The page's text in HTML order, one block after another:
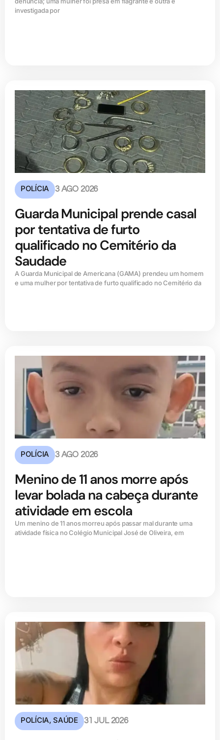
investigada por
POLÍCIA 3 AGO 2026
Guarda Municipal prende casal
por tentativa de furto
qualificado no Cemitério da
Saudade
A Guarda Municipal de Americana (GAMA) prendeu um homem
e uma mulher por tentativa de furto qualificado no Cemitério da
POLÍCIA 3 AGO 2026
Menino de 11 anos morre após
levar bolada na cabeça durante
atividade em escola
Um menino de 11 anos morreu após passar mal durante uma
atividade física no Colégio Municipal José de Oliveira, em
POLÍCIA,SAÚDE 31 JUL 2026